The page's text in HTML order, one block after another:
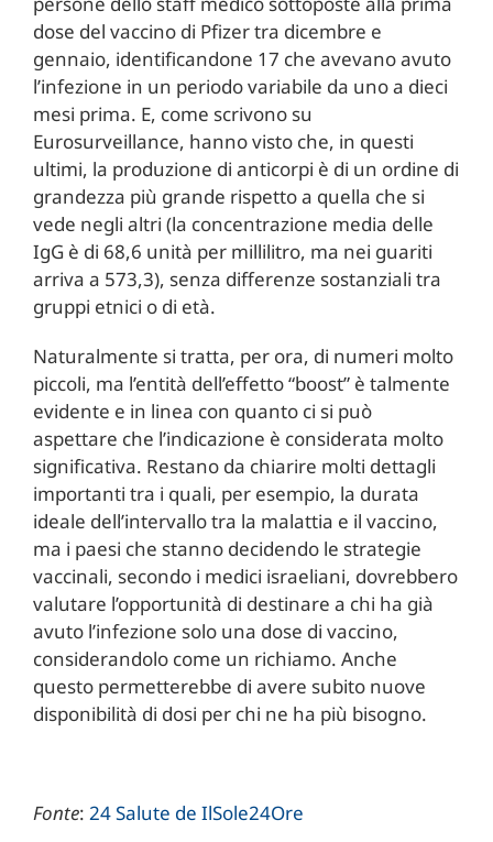
dose del vaccino di Pfizer tra dicembre e
gennaio, identificandone 17 che avevano avuto
l’infezione in un periodo variabile da uno a dieci
mesi prima. E, come scrivono su
Eurosurveillance, hanno visto che, in questi
ultimi, la produzione di anticorpi è di un ordine di
grandezza più grande rispetto a quella che si
vede negli altri (la concentrazione media delle
IgG è di 68,6 unità per millilitro, ma nei guariti
arriva a 573,3), senza differenze sostanziali tra
gruppi etnici o di età.
Naturalmente si tratta, per ora, di numeri molto
piccoli, ma l’entità dell’effetto “boost” è talmente
evidente e in linea con quanto ci si può
aspettare che l’indicazione è considerata molto
significativa. Restano da chiarire molti dettagli
importanti tra i quali, per esempio, la durata
ideale dell’intervallo tra la malattia e il vaccino,
ma i paesi che stanno decidendo le strategie
vaccinali, secondo i medici israeliani, dovrebbero
valutare l’opportunità di destinare a chi ha già
avuto l’infezione solo una dose di vaccino,
considerandolo come un richiamo. Anche
questo permetterebbe di avere subito nuove
disponibilità di dosi per chi ne ha più bisogno.
Fonte: 24 Salute de IlSole24Ore